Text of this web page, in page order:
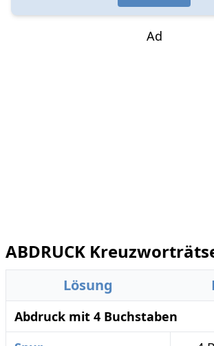
Ad
ABDRUCK
Lösung
Abdruck mit 4 Buchstaben